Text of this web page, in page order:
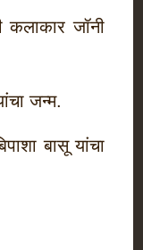
कलाकार जॉनी
जन्म.
बासू यांचा